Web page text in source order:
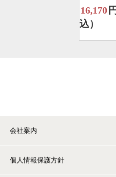
16,170
込）
会社案内
個人情報保護方針